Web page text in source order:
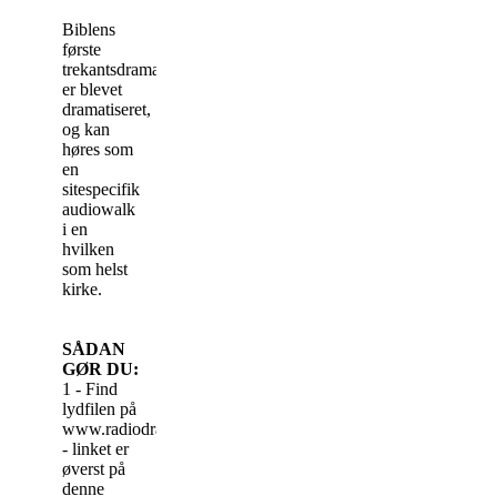
Biblens
første
trekantsdrama
er blevet
dramatiseret,
og kan
høres som
en
sitespecifik
audiowalk
i en
hvilken
som helst
kirke.
SÅDAN
GØR DU:
1 - Find
lydfilen på
www.radiodrama.dk
- linket er
øverst på
denne